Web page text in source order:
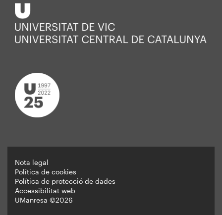
Peu
Nota legal
Política de cookies
Política de protecció de dades
Accessibilitat web
UManresa ©2026